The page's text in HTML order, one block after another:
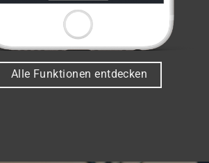
Alle Funktionen entdecken